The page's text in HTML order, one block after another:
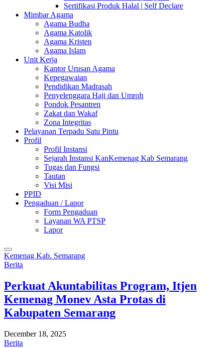
Sertifikasi Produk Halal | Self Declare
Mimbar Agama
Agama Budha
Agama Katolik
Agama Kristen
Agama Islam
Unit Kerja
Kantor Urusan Agama
Kepegawaian
Pendidikan Madrasah
Penyelenggara Haji dan Umroh
Pondok Pesantren
Zakat dan Wakaf
Zona Integritas
Pelayanan Terpadu Satu Pintu
Profil
Profil Instansi
Sejarah Instansi KanKemenag Kab Semarang
Tugas dan Fungsi
Tautan
Visi Misi
PPID
Pengaduan / Lapor
Form Pengaduan
Layanan WA PTSP
Lapor
Kemenag Kab. Semarang
Berita
Perkuat Akuntabilitas Program, Itjen
Kemenag Monev Asta Protas di
Kabupaten Semarang
December 18, 2025
Berita